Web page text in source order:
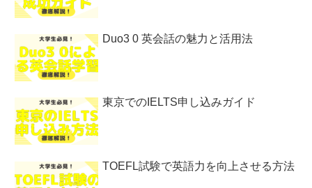
Duo3 0 英会話の魅力と活用法
東京でのIELTS申し込みガイド
TOEFL試験で英語力を向上させる方法